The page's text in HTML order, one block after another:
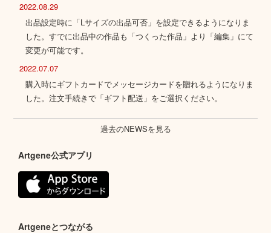
2022.08.29
出品設定時に「Lサイズの出品可否」を設定できるようになりま
した。すでに出品中の作品も「つくった作品」より「編集」にて
変更が可能です。
2022.07.07
購入時にギフトカードでメッセージカードを贈れるようになりま
した。注文手続きで「ギフト配送」をご選択ください。
過去のNEWSを見る
Artgene公式アプリ
Artgeneとつながる